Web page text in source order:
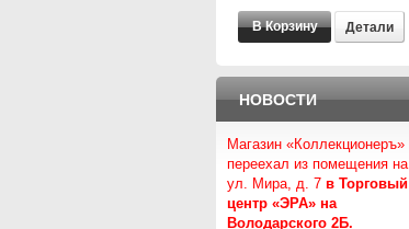
Детали
НОВОСТИ
Магазин «Коллекционеръ»
переехал из помещения на
ул. Мира, д. 7 в Торговый
центр «ЭРА» на
Володарского 2Б.